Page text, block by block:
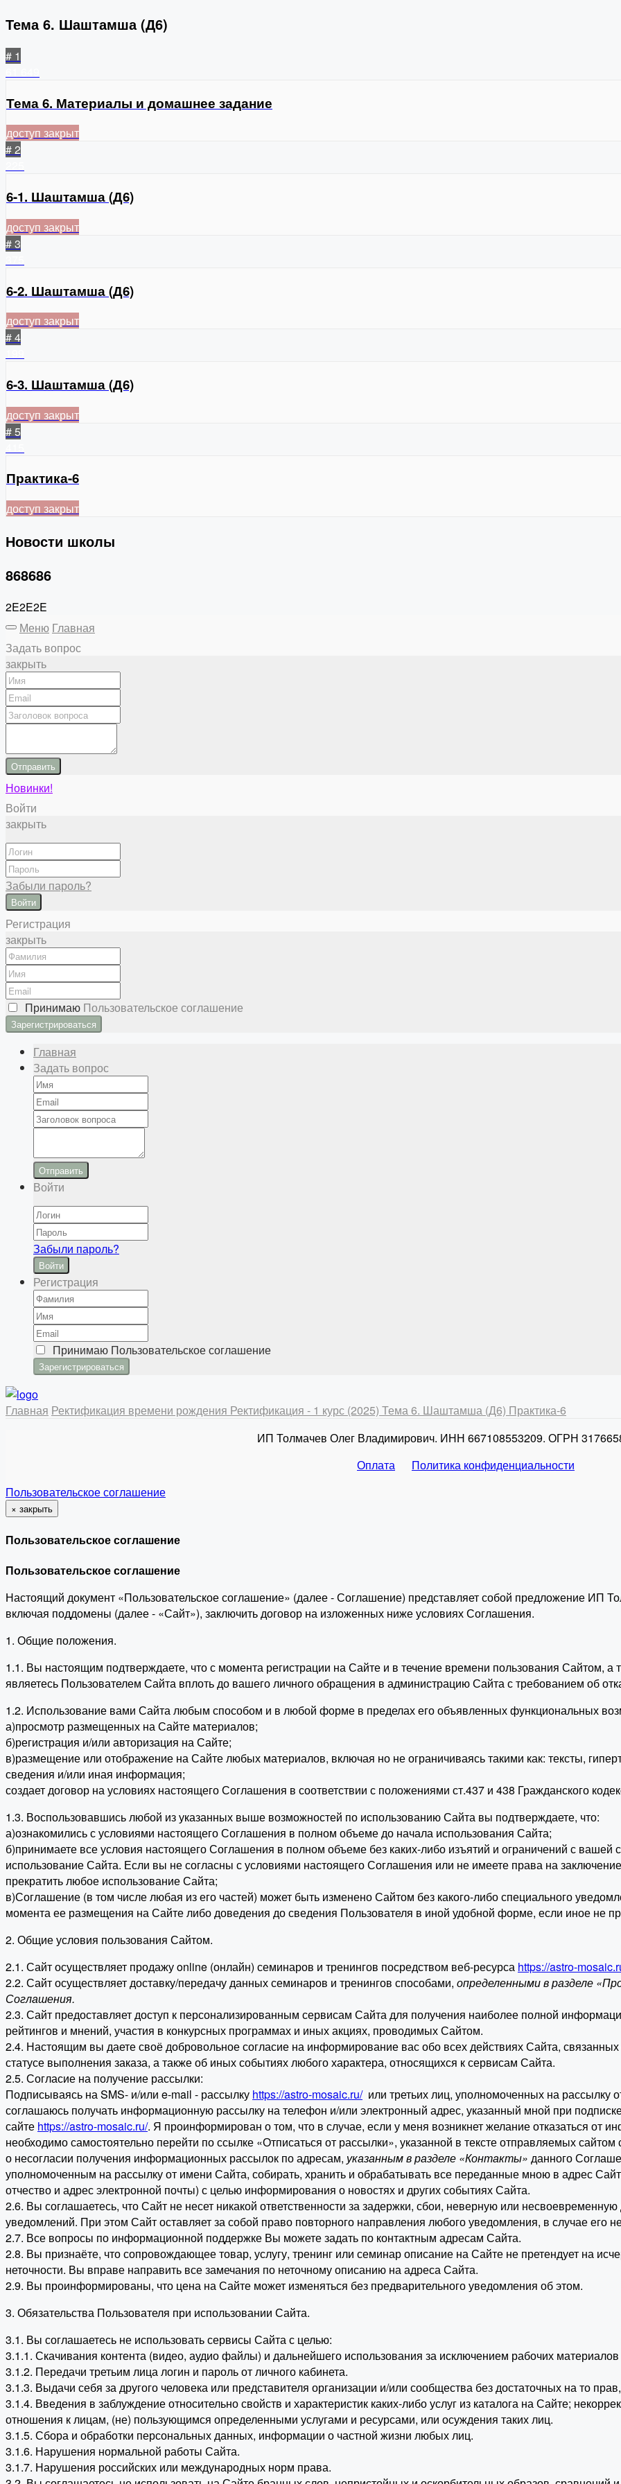
Тема 6. Шаштамша (Д6)
# 1
Тема 6. Материалы и домашнее задание
доступ закрыт
# 2
6-1. Шаштамша (Д6)
доступ закрыт
# 3
6-2. Шаштамша (Д6)
доступ закрыт
# 4
6-3. Шаштамша (Д6)
доступ закрыт
# 5
Практика-6
доступ закрыт
Новости школы
868686
2E2E2E
Меню Главная
Задать вопрос
закрыть
Отправить
Новинки!
Войти
закрыть
Забыли пароль?
Войти
Регистрация
закрыть
Принимаю Пользовательское соглашение
Главная
Задать вопрос
Отправить
Войти
Забыли пароль?
Войти
Регистрация
Принимаю Пользовательское соглашение
Главная Ректификация времени рождения Ректификация - 1 курс (2025) Тема 6. Шаштамша (Д6) Практика-6
ИП Толмачев Олег Владимирович. ИНН 667108553209. ОГРН
Оплата
Политика конфиденциальности
Пользовательское соглашение
× закрыть
Пользовательское соглашение
Пользовательское соглашение
Настоящий документ «Пользовательское соглашение» (далее - Соглашение) представляет собой предложение ИП
включая поддомены (далее - «Сайт»), заключить договор на изложенных ниже условиях Соглашения.
1. Общие положения.
1.1. Вы настоящим подтверждаете, что с момента регистрации на Сайте и в течение времени пользования Сайтом,
являетесь Пользователем Сайта вплоть до вашего личного обращения в администрацию Сайта с требованием об
1.2. Использование вами Сайта любым способом и в любой форме в пределах его объявленных функциональных
а)просмотр размещенных на Сайте материалов;
б)регистрация и/или авторизация на Сайте;
в)размещение или отображение на Сайте любых материалов, включая но не ограничиваясь такими как: тексты,
сведения и/или иная информация;
создает договор на условиях настоящего Соглашения в соответствии с положениями ст.437 и 438 Гражданского
1.3. Воспользовавшись любой из указанных выше возможностей по использованию Сайта вы подтверждаете, что:
а)ознакомились с условиями настоящего Соглашения в полном объеме до начала использования Сайта;
б)принимаете все условия настоящего Соглашения в полном объеме без каких-либо изъятий и ограничений с вашей
использование Сайта. Если вы не согласны с условиями настоящего Соглашения или не имеете права на
прекратить любое использование Сайта;
в)Соглашение (в том числе любая из его частей) может быть изменено Сайтом без какого-либо специального
момента ее размещения на Сайте либо доведения до сведения Пользователя в иной удобной форме, если иное не
2. Общие условия пользования Сайтом.
2.1. Сайт осуществляет продажу online (онлайн) семинаров и тренингов посредством веб-ресурса https://astro-
2.2. Сайт осуществляет доставку/передачу данных семинаров и тренингов способами, определенными в разделе
Соглашения.
2.3. Сайт предоставляет доступ к персонализированным сервисам Сайта для получения наиболее полной
рейтингов и мнений, участия в конкурсных программах и иных акциях, проводимых Сайтом.
2.4. Настоящим вы даете своё добровольное согласие на информирование вас обо всех действиях Сайта,
статусе выполнения заказа, а также об иных событиях любого характера, относящихся к сервисам Сайта.
2.5. Согласие на получение рассылки:
Подписываясь на SMS- и/или e-mail - рассылку https://astro-mosaic.ru/или третьих лиц, уполномоченных на рассылку
соглашаюсь получать информационную рассылку на телефон и/или электронный адрес, указанный мной при
сайте https://astro-mosaic.ru/. Я проинформирован о том, что в случае, если у меня возникнет желание отказаться от
необходимо самостоятельно перейти по ссылке «Отписаться от рассылки», указанной в тексте отправляемых
о несогласии получения информационных рассылок по адресам, указанным в разделе «Контакты» данного
уполномоченным на рассылку от имени Сайта, собирать, хранить и обрабатывать все переданные мною в адрес
отчество и адрес электронной почты) с целью информирования о новостях и других событиях Сайта.
2.6. Вы соглашаетесь, что Сайт не несет никакой ответственности за задержки, сбои, неверную или
уведомлений. При этом Сайт оставляет за собой право повторного направления любого уведомления, в случае его
2.7. Все вопросы по информационной поддержке Вы можете задать по контактным адресам Сайта.
2.8. Вы признаёте, что сопровождающее товар, услугу, тренинг или семинар описание на Сайте не претендует на
неточности. Вы вправе направить все замечания по неточному описанию на адреса Сайта.
2.9. Вы проинформированы, что цена на Сайте может изменяться без предварительного уведомления об этом.
3. Обязательства Пользователя при использовании Сайта.
3.1. Вы соглашаетесь не использовать сервисы Сайта с целью:
3.1.1. Скачивания контента (видео, аудио файлы) и дальнейшего использования за исключением рабочих
3.1.2. Передачи третьим лица логин и пароль от личного кабинета.
3.1.3. Выдачи себя за другого человека или представителя организации и/или сообщества без достаточных на то
3.1.4. Введения в заблуждение относительно свойств и характеристик каких-либо услуг из каталога на Сайте;
отношения к лицам, (не) пользующимся определенными услугами и ресурсами, или осуждения таких лиц.
3.1.5. Сбора и обработки персональных данных, информации о частной жизни любых лиц.
3.1.6. Нарушения нормальной работы Сайта.
3.1.7. Нарушения российских или международных норм права.